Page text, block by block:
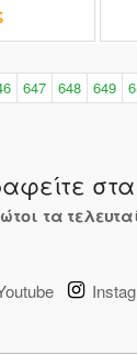
647 648 649
στα
τα